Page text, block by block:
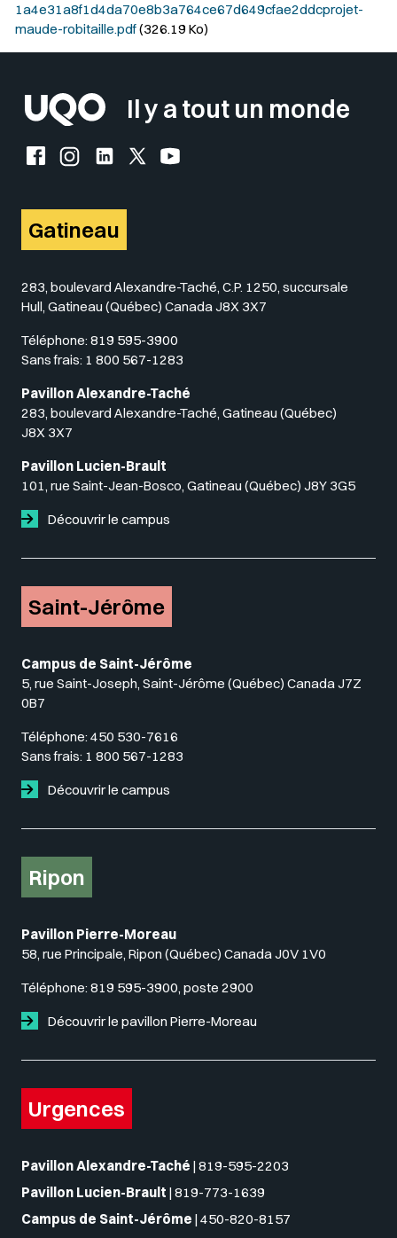
1a4e31a8f1d4da70e8b3a764ce67d649cfae2ddcprojet-
maude-robitaille.pdf(326.19 Ko)
Il y a tout un monde
Facebook de l'UQO
Instagram de l'UQO
LinkedIn de l'UQO
X (Twitter) de l'UQO
YouTube de l'UQO
Gatineau
283, boulevard Alexandre-Taché, C.P. 1250, succursale
Hull, Gatineau (Québec) Canada J8X 3X7
Téléphone: 819 595-3900
Sans frais: 1 800 567-1283
Pavillon Alexandre-Taché
283, boulevard Alexandre-Taché, Gatineau (Québec)
J8X 3X7
Pavillon Lucien-Brault
101, rue Saint-Jean-Bosco, Gatineau (Québec) J8Y 3G5
Découvrir le campus
Saint-Jérôme
Campus de Saint-Jérôme
5, rue Saint-Joseph, Saint-Jérôme (Québec) Canada J7Z
0B7
Téléphone: 450 530-7616
Sans frais: 1 800 567-1283
Découvrir le campus
Ripon
Pavillon Pierre-Moreau
58, rue Principale, Ripon (Québec) Canada J0V 1V0
Téléphone: 819 595-3900, poste 2900
Découvrir le pavillon Pierre-Moreau
Urgences
Pavillon Alexandre-Taché | 819-595-2203
Pavillon Lucien-Brault | 819-773-1639
Campus de Saint-Jérôme | 450-820-8157